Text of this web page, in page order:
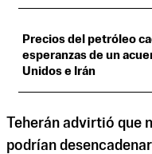
Precios del petróleo
esperanzas de un
Unidos e Irán
Teherán advirtió que
podrían